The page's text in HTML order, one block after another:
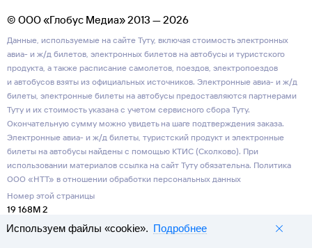
© ООО «Глобус Медиа» 2013 — 2026
Данные, используемые на сайте Туту, включая стоимость электронных
авиа- и ж/д билетов, электронных билетов на автобусы и туристского
продукта, а также расписание самолетов, поездов, электропоездов
и автобусов взяты из официальных источников. Электронные авиа- и ж/д
билеты, электронные билеты на автобусы предоставляются партнерами
Туту и их стоимость указана с учетом сервисного сбора Туту.
Окончательную сумму можно увидеть на шаге подтверждения заказа.
Электронные авиа- и ж/д билеты, туристский продукт и электронные
билеты на автобусы найдены с помощью КТИС (Сколково). При
использовании материалов ссылка на сайт Туту обязательна. Политика
ООО «НТТ» в отношении обработки персональных данных
Номер этой страницы
19 168M 2
Используем файлы «cookie». Подробнее